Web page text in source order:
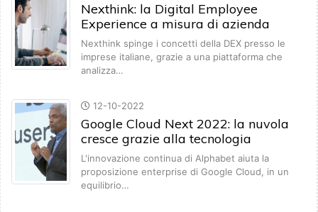
Nexthink: la Digital Employee
Experience a misura di azienda
Nexthink spinge i concetti della DEX presso le
imprese italiane, grazie a una piattaforma che
analizza…
12-10-2022
Google Cloud Next 2022: la nuvola
cresce grazie alla tecnologia
L'innovazione continua di Alphabet aiuta la
proposizione enterprise di Google Cloud, in un
equilibrio…